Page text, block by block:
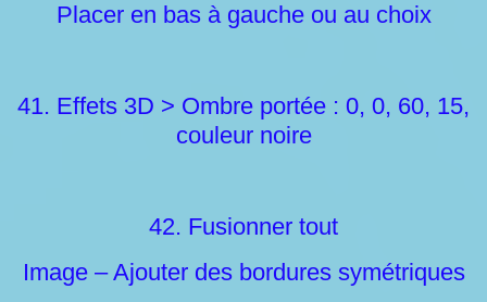
Placer en bas à gauche ou au choix
41. Effets 3D > Ombre portée : 0, 0, 60, 15,
couleur noire
42. Fusionner tout
Image – Ajouter des bordures symétriques